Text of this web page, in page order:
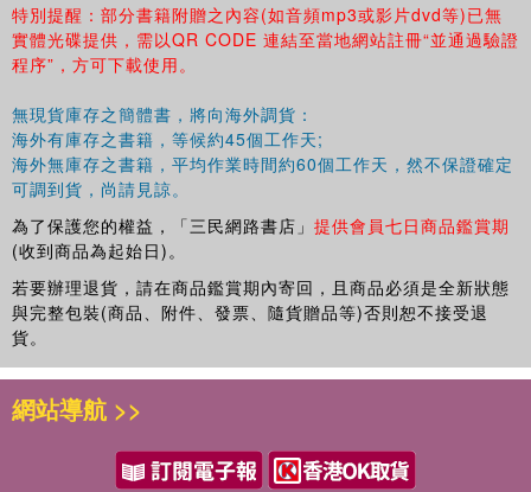
特別提醒：部分書籍附贈之內容(如音頻mp3或影片dvd等)已無
實體光碟提供，需以QR CODE 連結至當地網站註冊“並通過驗證
程序”，方可下載使用。
無現貨庫存之簡體書，將向海外調貨：
海外有庫存之書籍，等候約45個工作天;
海外無庫存之書籍，平均作業時間約60個工作天，然不保證確定
可調到貨，尚請見諒。
為了保護您的權益，「三民網路書店」 提供會員七日商品鑑賞期
(收到商品為起始日)。
若要辦理退貨，請在商品鑑賞期內寄回，且商品必須是全新狀態
與完整包裝(商品、附件、發票、隨貨贈品等)否則恕不接受退
貨。
網站導航 >>